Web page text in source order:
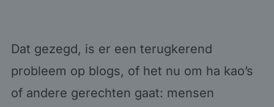
Dat gezegd, is er een terugkerend
probleem op blogs, of het nu om ha kao’s
of andere gerechten gaat: mensen